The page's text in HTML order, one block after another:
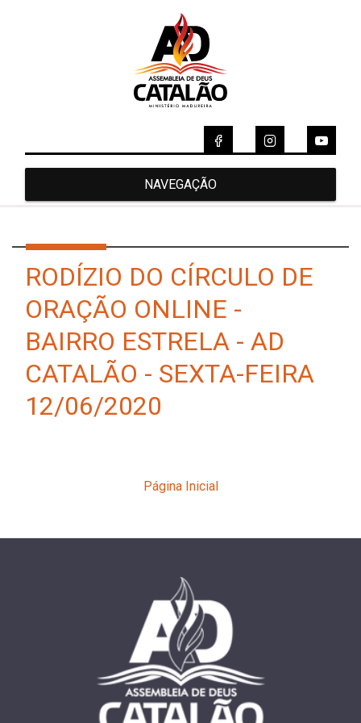
NAVEGAÇÃO
RODÍZIO DO CÍRCULO DE
ORAÇÃO ONLINE -
BAIRRO ESTRELA - AD
CATALÃO - SEXTA-FEIRA
12/06/2020
Página Inicial